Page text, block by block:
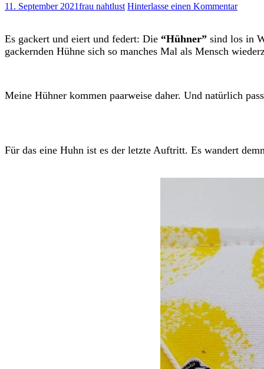
11. September 2021frau nahtlust Hinterlasse einen Kommentar
Es gackert und eiert und federt: Die “Hühner” sind los in
gackernden Hühne sich so manches Mal als Mensch
Meine Hühner kommen paarweise daher. Und natürlich
Für das eine Huhn ist es der letzte Auftritt. Es wandert